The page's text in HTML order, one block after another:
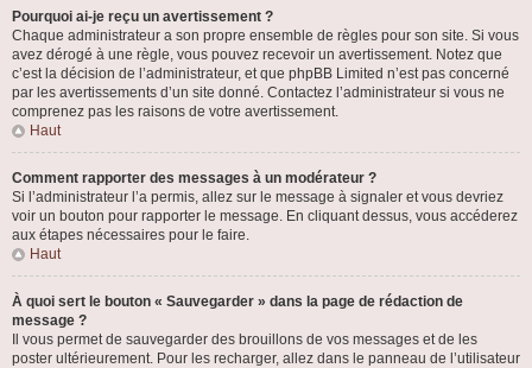
Pourquoi ai-je reçu un avertissement ?
Chaque administrateur a son propre ensemble de règles pour son site. Si vous
avez dérogé à une règle, vous pouvez recevoir un avertissement. Notez que
c’est la décision de l’administrateur, et que phpBB Limited n’est pas concerné
par les avertissements d’un site donné. Contactez l’administrateur si vous ne
comprenez pas les raisons de votre avertissement.
Haut
Comment rapporter des messages à un modérateur ?
Si l’administrateur l’a permis, allez sur le message à signaler et vous devriez
voir un bouton pour rapporter le message. En cliquant dessus, vous accéderez
aux étapes nécessaires pour le faire.
Haut
À quoi sert le bouton « Sauvegarder » dans la page de rédaction de
message ?
Il vous permet de sauvegarder des brouillons de vos messages et de les
poster ultérieurement. Pour les recharger, allez dans le panneau de l’utilisateur